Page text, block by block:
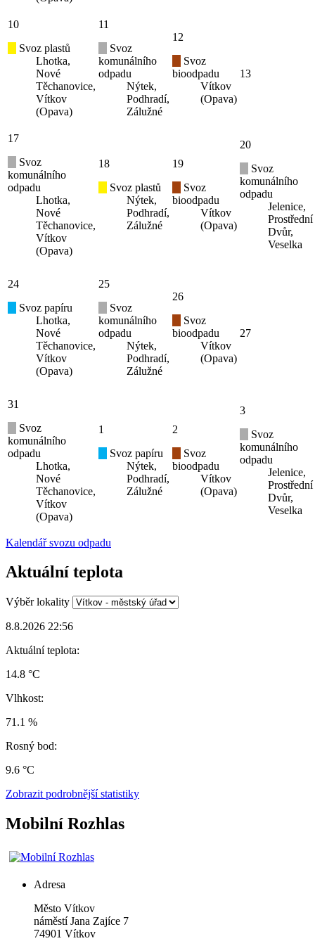
10
Svoz plastů
Lhotka,
Nové
Těchanovice,
Vítkov
(Opava)
11
Svoz
komunálního
odpadu
Nýtek,
Podhradí,
Zálužné
12
Svoz
bioodpadu
Vítkov
(Opava)
13
17
Svoz
komunálního
odpadu
Lhotka,
Nové
Těchanovice,
Vítkov
(Opava)
18
Svoz plastů
Nýtek,
Podhradí,
Zálužné
19
Svoz
bioodpadu
Vítkov
(Opava)
20
Svoz
komunálního
odpadu
Jelenice,
Prostřední
Dvůr,
Veselka
24
Svoz papíru
Lhotka,
Nové
Těchanovice,
Vítkov
(Opava)
25
Svoz
komunálního
odpadu
Nýtek,
Podhradí,
Zálužné
26
Svoz
bioodpadu
Vítkov
(Opava)
27
31
Svoz
komunálního
odpadu
Lhotka,
Nové
Těchanovice,
Vítkov
(Opava)
1
Svoz papíru
Nýtek,
Podhradí,
Zálužné
2
Svoz
bioodpadu
Vítkov
(Opava)
3
Svoz
komunálního
odpadu
Jelenice,
Prostřední
Dvůr,
Veselka
Kalendář svozu odpadu
Aktuální teplota
Výběr lokality
8.8.2026 22:56
Aktuální teplota:
14.8 °C
Vlhkost:
71.1 %
Rosný bod:
9.6 °C
Zobrazit podrobnější statistiky
Mobilní Rozhlas
Adresa
Město Vítkov
náměstí Jana Zajíce 7
74901 Vítkov